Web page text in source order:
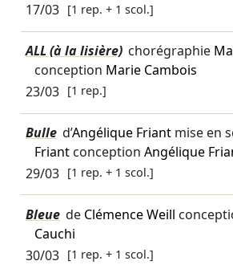
17/03 [1 rep. + 1 scol.]
ALL (à la lisière) chorégraphie
conception Marie Cambois
23/03 [1 rep.]
Bulle d’Angélique Friantmise en
Friantconception Angélique
29/03 [1 rep. + 1 scol.]
Bleue de Clémence Weill
Cauchi
30/03 [1 rep. + 1 scol.]